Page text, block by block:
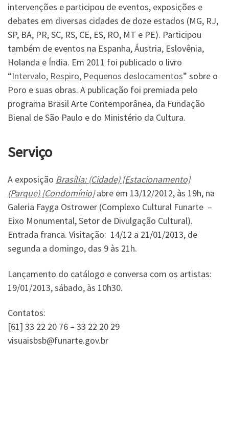
intervenções e participou de eventos, exposições e
debates em diversas cidades de doze estados (MG, RJ,
SP, BA, PR, SC, RS, CE, ES, RO, MT e PE). Participou
também de eventos na Espanha, Áustria, Eslovênia,
Holanda e Índia. Em 2011 foi publicado o livro
“Intervalo, Respiro, Pequenos deslocamentos” sobre o
Poro e suas obras. A publicação foi premiada pelo
programa Brasil Arte Contemporânea, da Fundação
Bienal de São Paulo e do Ministério da Cultura.
Serviço
A exposição Brasília: (Cidade) [Estacionamento]
(Parque) [Condomínio]abre em 13/12/2012, às 19h, na
Galeria Fayga Ostrower (Complexo Cultural Funarte –
Eixo Monumental, Setor de Divulgação Cultural).
Entrada franca. Visitação: 14/12 a 21/01/2013, de
segunda a domingo, das 9 às 21h.
Lançamento do catálogo e conversa com os artistas:
19/01/2013, sábado, às 10h30.
Contatos:
[61] 33 22 20 76 – 33 22 20 29
visuaisbsb@funarte.gov.br